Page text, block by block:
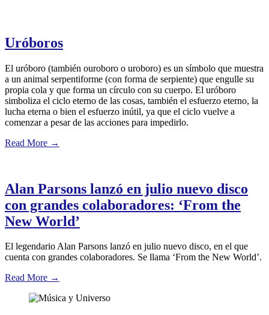
Uróboros
El uróboro (también ouroboro o uroboro) es un símbolo que muestra
a un animal serpentiforme (con forma de serpiente) que engulle su
propia cola y que forma un círculo con su cuerpo. El uróboro
simboliza el ciclo eterno de las cosas, también el esfuerzo eterno, la
lucha eterna o bien el esfuerzo inútil, ya que el ciclo vuelve a
comenzar a pesar de las acciones para impedirlo.
Read More →
Alan Parsons lanzó en julio nuevo disco
con grandes colaboradores: ‘From the
New World’
El legendario Alan Parsons lanzó en julio nuevo disco, en el que
cuenta con grandes colaboradores. Se llama ‘From the New World’.
Read More →